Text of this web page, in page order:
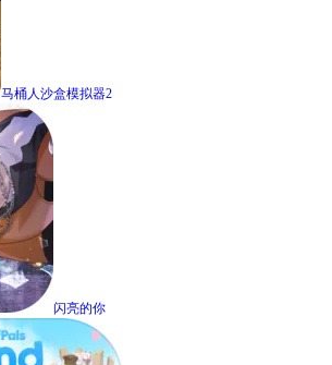
马桶人沙盒模拟器2
闪亮的你